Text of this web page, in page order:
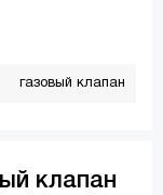
газовый клапан
клапан